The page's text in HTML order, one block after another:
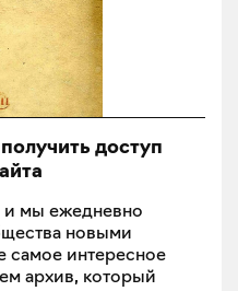
доступ
и мы ежедневно
новыми
самое интересное
архив, который